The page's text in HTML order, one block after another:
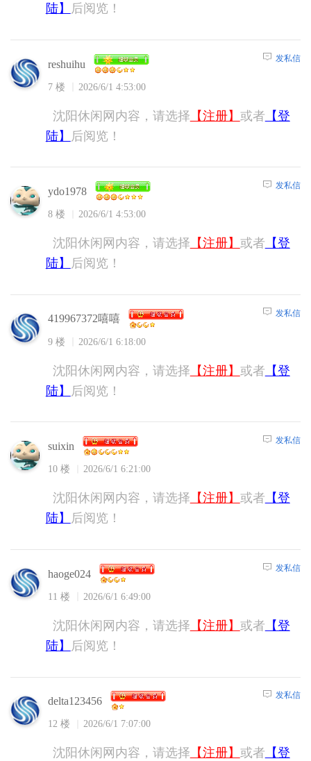
陆】
后阅览！
reshuihu
7 楼 2026/6/1 4:53:00
发私信
沈阳休闲网内容，请选择 【注册】 或者 【登
陆】
后阅览！
ydo1978
8 楼 2026/6/1 4:53:00
发私信
沈阳休闲网内容，请选择 【注册】 或者 【登
陆】
后阅览！
419967372嘻嘻
9 楼 2026/6/1 6:18:00
发私信
沈阳休闲网内容，请选择 【注册】 或者 【登
陆】
后阅览！
suixin
10 楼 2026/6/1 6:21:00
发私信
沈阳休闲网内容，请选择 【注册】 或者 【登
陆】
后阅览！
haoge024
11 楼 2026/6/1 6:49:00
发私信
沈阳休闲网内容，请选择 【注册】 或者 【登
陆】
后阅览！
delta123456
12 楼 2026/6/1 7:07:00
发私信
沈阳休闲网内容，请选择 【注册】 或者 【登